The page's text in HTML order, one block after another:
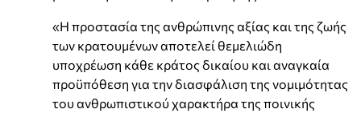
«Η προστασία της ανθρώπινης αξίας και της ζωής
των κρατουμένων αποτελεί θεμελιώδη
υποχρέωση κάθε κράτος δικαίου και αναγκαία
προϋπόθεση για την διασφάλιση της νομιμότητας
του ανθρωπιστικού χαρακτήρα της ποινικής